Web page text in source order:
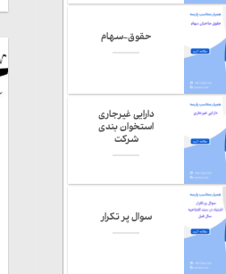
حقوق-سهام
دارایی غیرجاری
استخوان بندی
شرکت
سوال پر تکرار